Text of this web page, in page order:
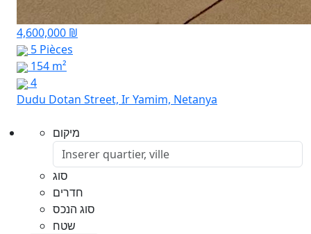
4,600,000 ₪
5 Pièces
154 m²
4
Dudu Dotan Street, Ir Yamim, Netanya
מיקום
סוג
חדרים
סוג הנכס
שטח